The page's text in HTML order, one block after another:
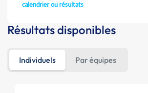
calendrier ou résultats
Résultats disponibles
Individuels Par équipes